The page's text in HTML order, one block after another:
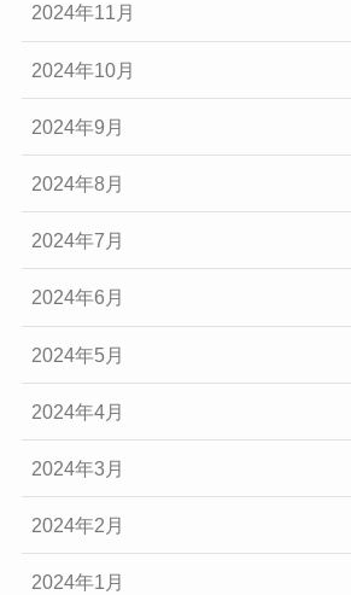
2024年11月
2024年10月
2024年9月
2024年8月
2024年7月
2024年6月
2024年5月
2024年4月
2024年3月
2024年2月
2024年1月